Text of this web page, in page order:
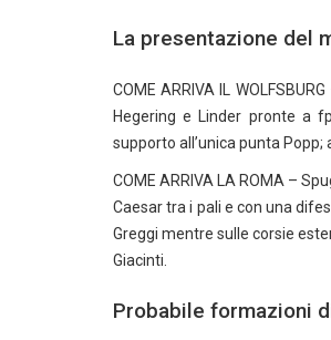
La presentazione del
COME ARRIVA IL
Hegering e Linder pronte a
supporto all’unica punta
COME ARRIVA LA ROMA –
Caesar tra i pali e con una
Greggi mentre sulle corsie
Giacinti.
Probabile formazioni